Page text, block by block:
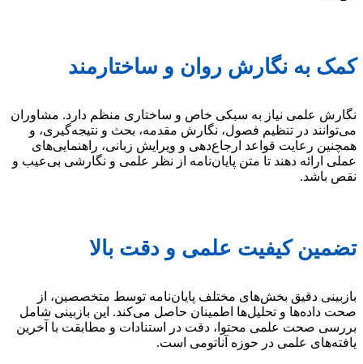
کمک به نگارش روان و ساختارمند
نگارش علمی نیاز به سبکی خاص و ساختاری منظم دارد. مشاوران
می‌توانند در تنظیم فصول، نگارش مقدمه، بحث و نتیجه‌گیری، و
همچنین رعایت قواعد ارجاع‌دهی و ویرایش زبانی، راهنمایی‌های
عملی ارائه دهند تا متن پایان‌نامه از نظر علمی و نگارشی بی‌عیب و
نقص باشد.
تضمین کیفیت علمی و دقت بالا
بازبینی دقیق بخش‌های مختلف پایان‌نامه توسط متخصصین، از
صحت داده‌ها و تحلیل‌ها اطمینان حاصل می‌کند. این بازبینی شامل
بررسی صحت علمی محتوا، دقت در استنادات و مطابقت با آخرین
یافته‌های علمی در حوزه آناتومی است.